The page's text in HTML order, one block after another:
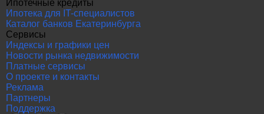
Ипотечные кредиты
Ипотека для IT-специалистов
Каталог банков Екатеринбурга
Сервисы
Индексы и графики цен
Новости рынка недвижимости
Платные сервисы
О проекте и контакты
Реклама
Партнеры
Поддержка